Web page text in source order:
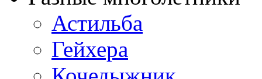
Астильба
Гейхера